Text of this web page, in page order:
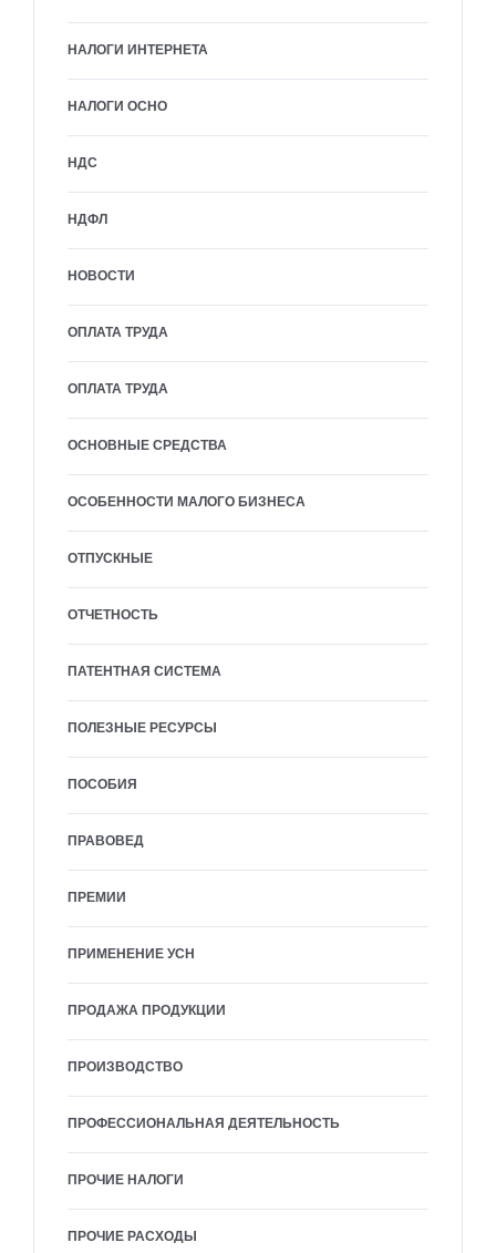
НАЛОГИ ИНТЕРНЕТА
НАЛОГИ ОСНО
НДС
НДФЛ
НОВОСТИ
ОПЛАТА ТРУДА
ОПЛАТА ТРУДА
ОСНОВНЫЕ СРЕДСТВА
ОСОБЕННОСТИ МАЛОГО БИЗНЕСА
ОТПУСКНЫЕ
ОТЧЕТНОСТЬ
ПАТЕНТНАЯ СИСТЕМА
ПОЛЕЗНЫЕ РЕСУРСЫ
ПОСОБИЯ
ПРАВОВЕД
ПРЕМИИ
ПРИМЕНЕНИЕ УСН
ПРОДАЖА ПРОДУКЦИИ
ПРОИЗВОДСТВО
ПРОФЕССИОНАЛЬНАЯ ДЕЯТЕЛЬНОСТЬ
ПРОЧИЕ НАЛОГИ
ПРОЧИЕ РАСХОДЫ